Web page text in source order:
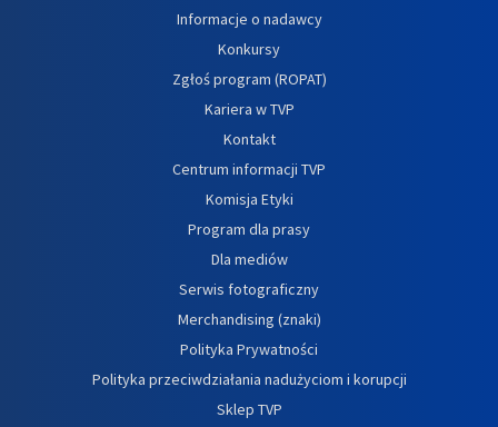
Informacje o nadawcy
Konkursy
Zgłoś program (ROPAT)
Kariera w TVP
Kontakt
Centrum informacji TVP
Komisja Etyki
Program dla prasy
Dla mediów
Serwis fotograficzny
Merchandising (znaki)
Polityka Prywatności
Polityka przeciwdziałania nadużyciom i korupcji
Sklep TVP